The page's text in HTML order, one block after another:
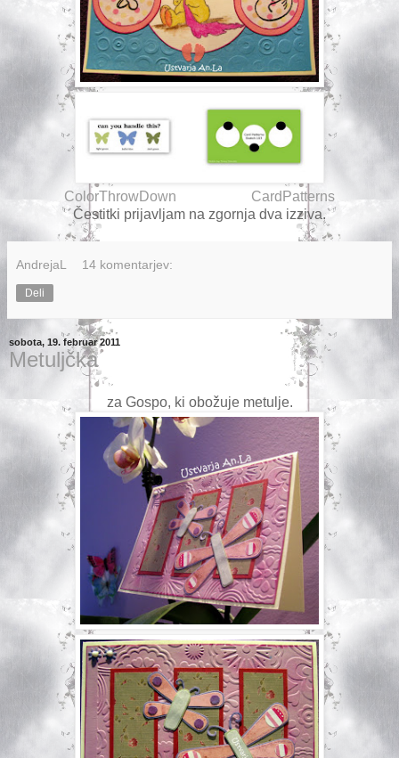
ColorThrowDown
CardPatterns
Čestitki prijavljam na zgornja dva izziva.
AndrejaL 14 komentarjev:
Deli
sobota, 19. februar 2011
Metuljčka
za Gospo, ki obožuje metulje.